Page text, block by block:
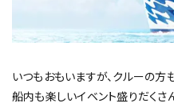
いつもおもいますが、クルーの方
船内も楽しいイベント盛りだくさ